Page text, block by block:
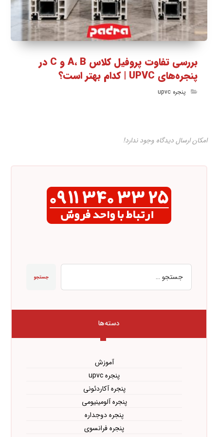
بررسی تفاوت پروفیل کلاس A، B و C در
پنجره‌های UPVC | کدام بهتر است؟
پنجره upvc
امکان ارسال دیدگاه وجود ندارد!
جستجو
دسته‌ها
آموزش
پنجره upvc
پنجره آکاردئونی
پنجره آلومینیومی
پنجره دوجداره
پنجره فرانسوی